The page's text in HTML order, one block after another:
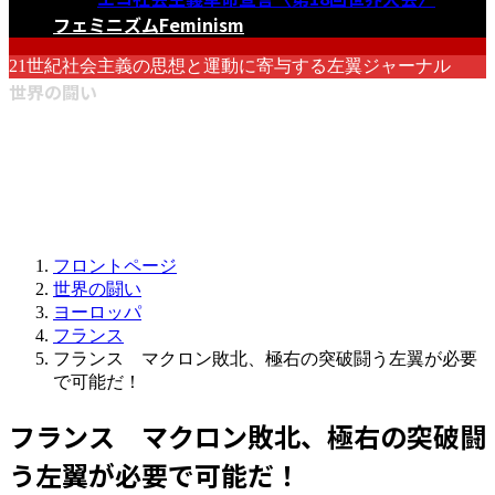
フェミニズムFeminism
21世紀社会主義の思想と運動に寄与する左翼ジャーナル
世界の闘い
フロントページ
世界の闘い
ヨーロッパ
フランス
フランス マクロン敗北、極右の突破闘う左翼が必要
で可能だ！
フランス マクロン敗北、極右の突破闘
う左翼が必要で可能だ！